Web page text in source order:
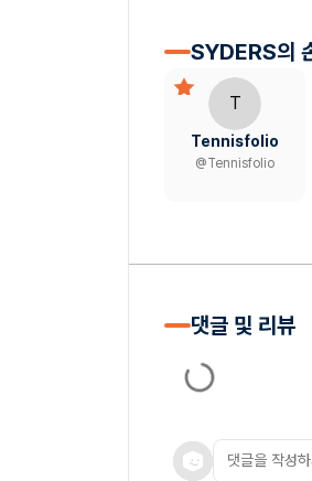
SYDERS의
T
Tennisfolio
@Tennisfolio
댓글 및 리뷰